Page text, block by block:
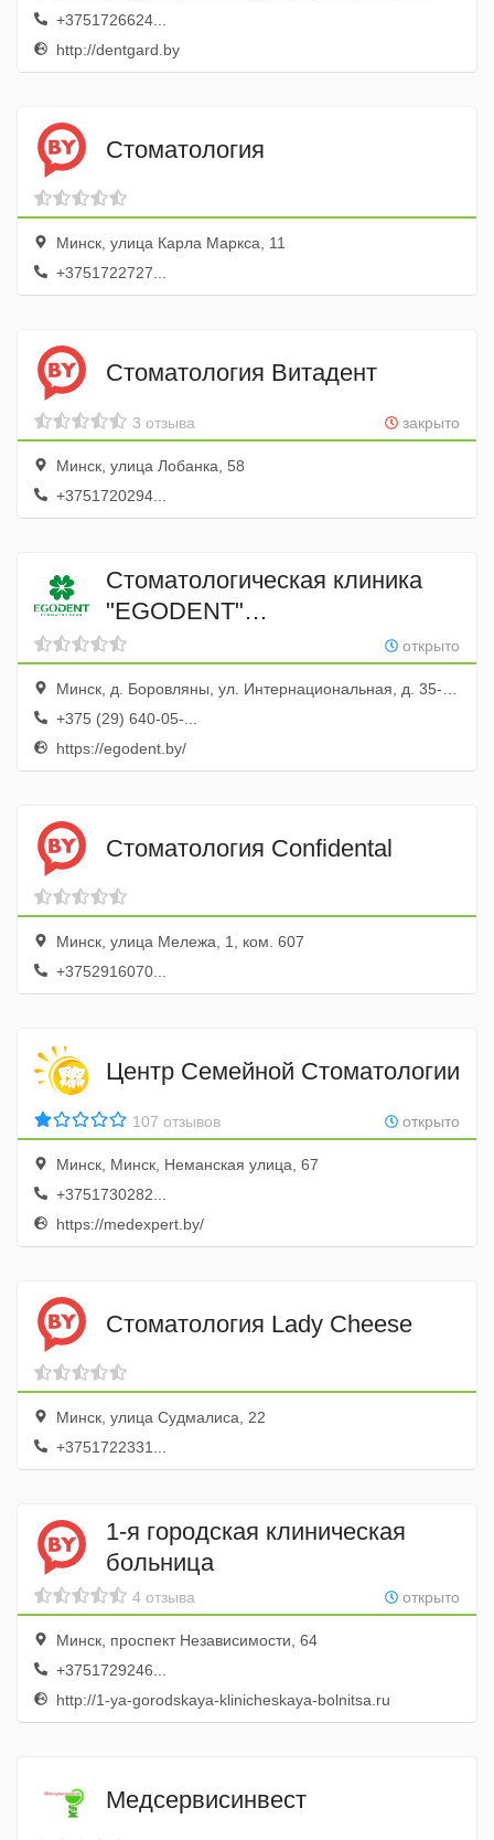
+3751726624...
http://dentgard.by
Стоматология
Минск, улица Карла Маркса, 11
+3751722727...
Стоматология Витадент
закрыто
3 отзыва
Минск, улица Лобанка, 58
+3751720294...
Стоматологическая клиника
"EGODENT"
(Стоматологическое отделение
ООО "КассТехноСервис")
открыто
Минск, д. Боровляны, ул. Интернациональная, д. 35-127
+375 (29) 640-05-...
https://egodent.by/
Стоматология Confidental
Минск, улица Мележа, 1, ком. 607
+3752916070...
Центр Семейной Стоматологии
открыто
107 отзывов
Минск, Минск, Неманская улица, 67
+3751730282...
https://medexpert.by/
Стоматология Lady Cheese
Минск, улица Судмалиса, 22
+3751722331...
1-я городская клиническая
больница
открыто
4 отзыва
Минск, проспект Независимости, 64
+3751729246...
http://1-ya-gorodskaya-klinicheskaya-bolnitsa.ru
Медсервисинвест